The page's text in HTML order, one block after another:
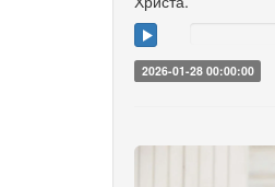
2026-01-28 00:00:00